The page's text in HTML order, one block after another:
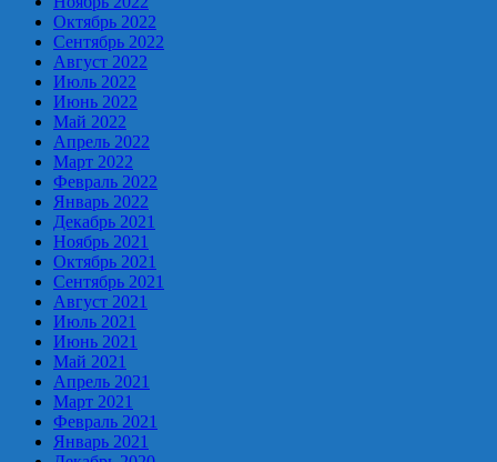
Октябрь 2022
Сентябрь 2022
Август 2022
Июль 2022
Июнь 2022
Май 2022
Апрель 2022
Март 2022
Февраль 2022
Январь 2022
Декабрь 2021
Ноябрь 2021
Октябрь 2021
Сентябрь 2021
Август 2021
Июль 2021
Июнь 2021
Май 2021
Апрель 2021
Март 2021
Февраль 2021
Январь 2021